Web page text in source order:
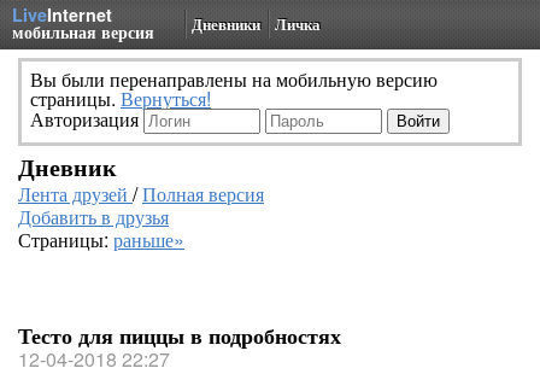
LiveInternet
мобильная версия Дневники Личка
Вы были перенаправлены на мобильную версию
страницы. Вернуться!
Авторизация
Дневник
Лента друзей /Полная версия
Добавить в друзья
Страницы: раньше»
Тесто для пиццы в подробностях
12-04-2018 22:27